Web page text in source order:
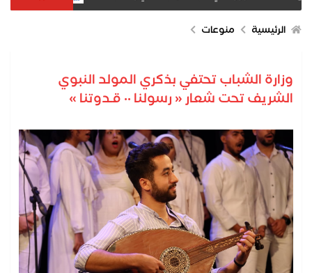
الرئيسية منوعات
وزارة الشباب تحتفي بذكري المولد النبوي
الشريف تحت شعار « رسولنا ٠٠ قـدوتنا »